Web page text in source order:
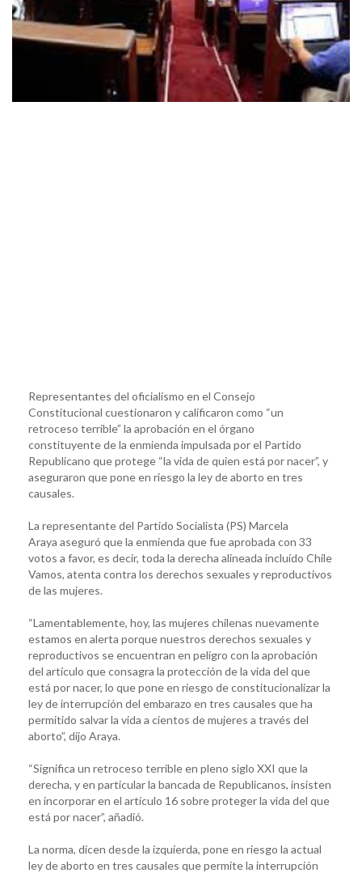
Representantes del oficialismo en el Consejo
Constitucional cuestionaron y calificaron como “un
retroceso terrible” la aprobación en el órgano
constituyente de la enmienda impulsada por el Partido
Republicano que protege “la vida de quien está por nacer”, y
aseguraron que pone en riesgo la ley de aborto en tres
causales.
La representante del Partido Socialista (PS) Marcela
Araya aseguró que la enmienda que fue aprobada con 33
votos a favor, es decir, toda la derecha alineada incluído Chile
Vamos, atenta contra los derechos sexuales y reproductivos
de las mujeres.
“Lamentablemente, hoy, las mujeres chilenas nuevamente
estamos en alerta porque nuestros derechos sexuales y
reproductivos se encuentran en peligro con la aprobación
del artículo que consagra la protección de la vida del que
está por nacer, lo que pone en riesgo de constitucionalizar la
ley de interrupción del embarazo en tres causales que ha
permitido salvar la vida a cientos de mujeres a través del
aborto”, dijo Araya.
“Significa un retroceso terrible en pleno siglo XXI que la
derecha, y en particular la bancada de Republicanos, insisten
en incorporar en el artículo 16 sobre proteger la vida del que
está por nacer”, añadió.
La norma, dicen desde la izquierda, pone en riesgo la actual
ley de aborto en tres causales que permite la interrupción